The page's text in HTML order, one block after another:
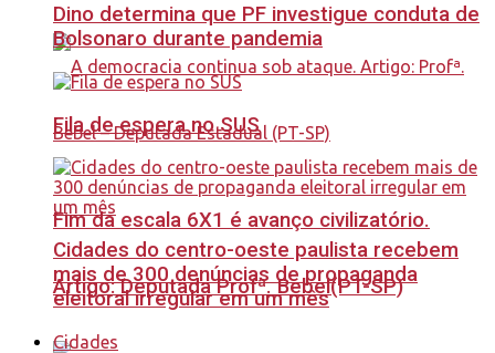
Fim da escala 6X1 é avanço civilizatório.
Artigo: Deputada Profª. Bebel(PT-SP)
Dino determina que PF investigue conduta de
Bolsonaro durante pandemia
Fila de espera no SUS
Cidades do centro-oeste paulista recebem
mais de 300 denúncias de propaganda
eleitoral irregular em um mês
Cidades